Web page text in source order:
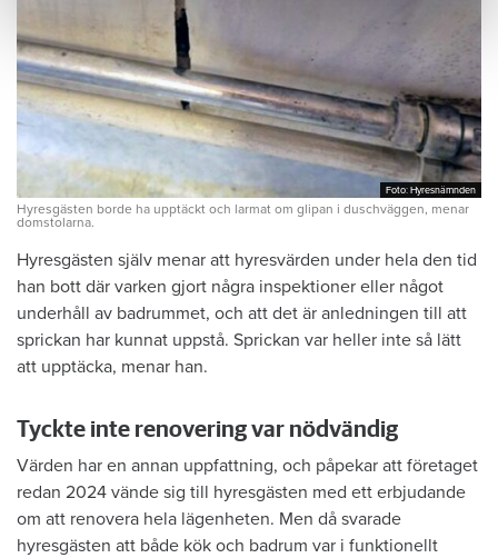
Foto: Hyresnämnden
Foto: Hyresnämnden
Hyresgästen borde ha upptäckt och larmat om glipan i duschväggen, menar
domstolarna.
Hyresgästen själv menar att hyresvärden under hela den tid
han bott där varken gjort några inspektioner eller något
underhåll av badrummet, och att det är anledningen till att
sprickan har kunnat uppstå. Sprickan var heller inte så lätt
att upptäcka, menar han.
Tyckte inte renovering var nödvändig
Värden har en annan uppfattning, och påpekar att företaget
redan 2024 vände sig till hyresgästen med ett erbjudande
om att renovera hela lägenheten. Men då svarade
hyresgästen att både kök och badrum var i funktionellt